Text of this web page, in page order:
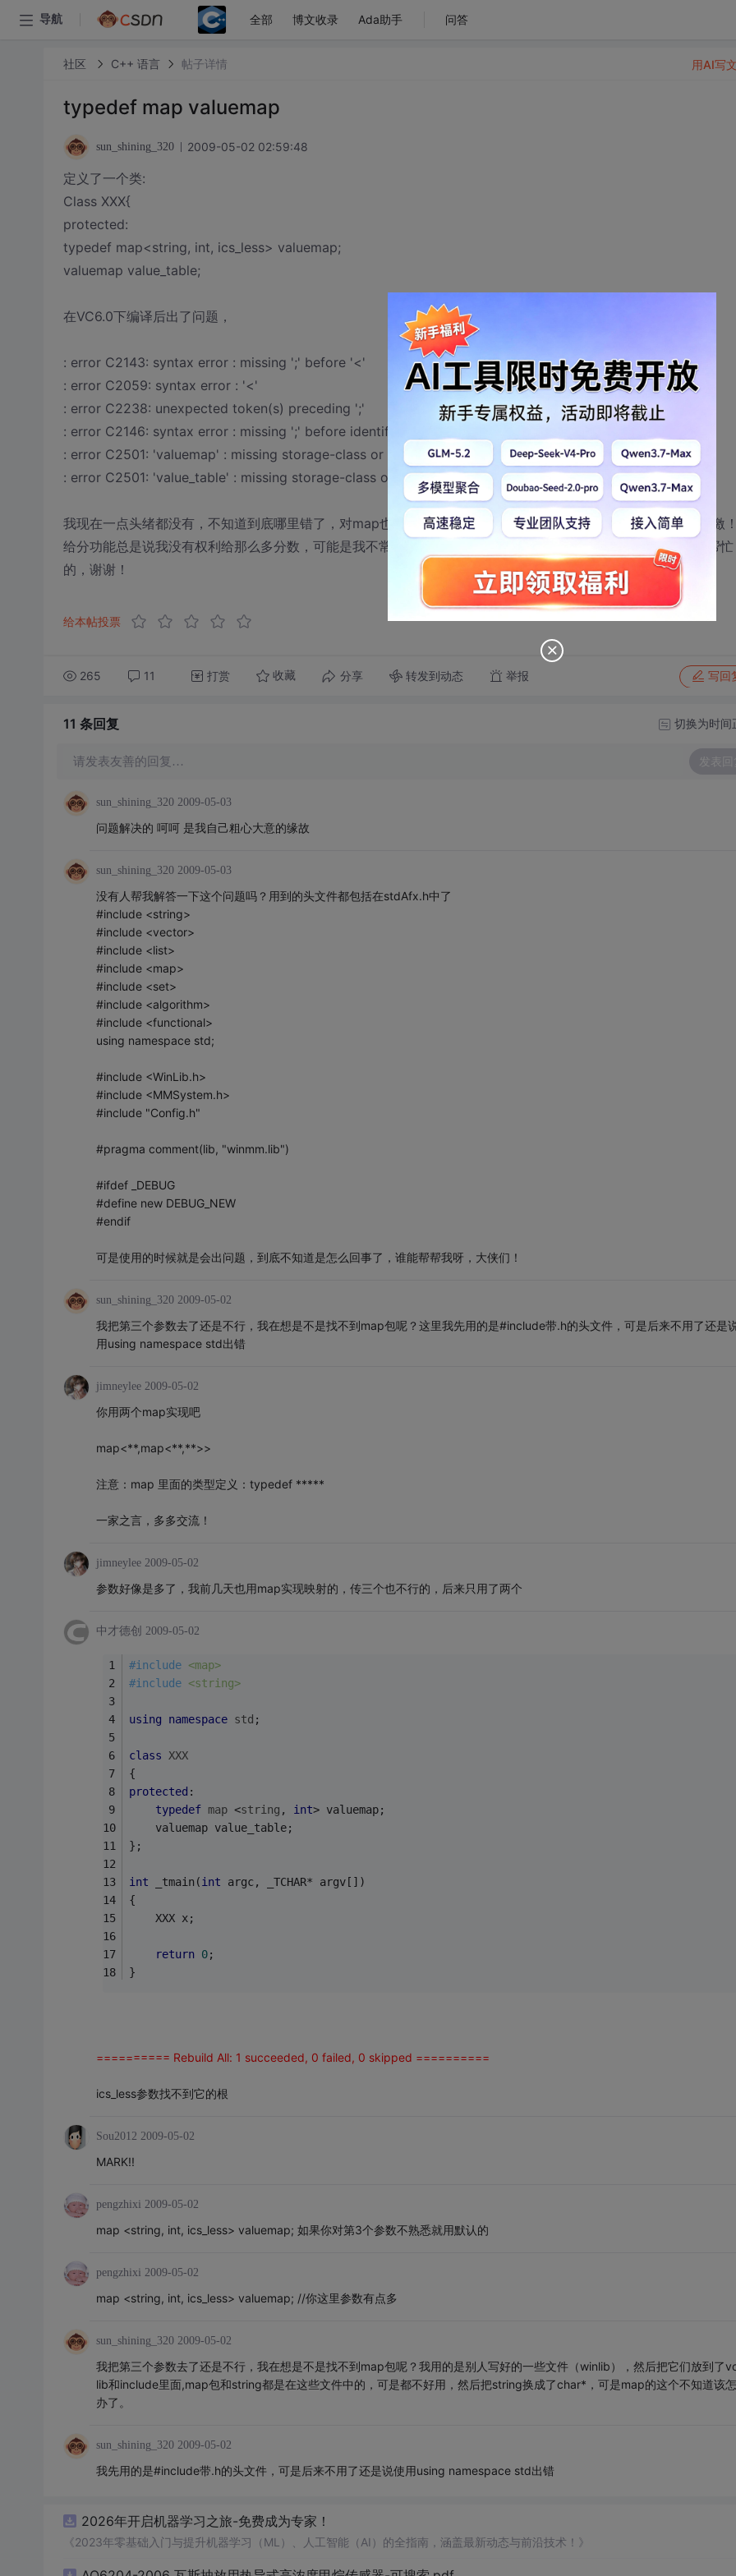
导航 全部 博文收录 Ada助手 问答
社区 C++ 语言 帖子详情
typedef map valuemap
sun_shining_320 2009-05-02 02:59:48
定义了一个类:
Class XXX{
protected:
typedef map<string, int, ics_less> valuemap;
valuemap value_table;
在VC6.0下编译后出了问题，
: error C2143: syntax error : missing ';' before '<'
: error C2059: syntax error : '<'
: error C2238: unexpected token(s) preceding ';'
: error C2146: syntax error : missing ';' before identifier 'value_table'
: error C2501: 'valuemap' : missing storage-class or type specifiers
: error C2501: 'value_table' : missing storage-class or type specifiers
我现在一点头绪都没有，不知道到底哪里错了，对map也不是很熟悉 以前都没用过，请大家帮帮忙看看，不胜感激
给分功能总是说我没有权利给那么多分数，可能是我不常来没有多少积分吧，不管怎么说，还是希望大家可以帮帮忙
的，谢谢！
给本帖投票
265 11 打赏 收藏 分享 转发到动态 举报 写回
用AI写
11 条回复 切换为时间
请发表友善的回复… 发表回
sun_shining_320 2009-05-03
问题解决的 呵呵 是我自己粗心大意的缘故
sun_shining_320 2009-05-03
没有人帮我解答一下这个问题吗？用到的头文件都包括在stdAfx.h中了
#include <string>
#include <vector>
#include <list>
#include <map>
#include <set>
#include <algorithm>
#include <functional>
using namespace std;
#include <WinLib.h>
#include <MMSystem.h>
#include "Config.h"
#pragma comment(lib, "winmm.lib")
#ifdef _DEBUG
#define new DEBUG_NEW
#endif
可是使用的时候就是会出问题，到底不知道是怎么回事了，谁能帮帮我呀，大侠们！
sun_shining_320 2009-05-02
我把第三个参数去了还是不行，我在想是不是找不到map包呢？这里我先用的是#include带.h的头文件，可是后来不用了还是
用using namespace std出错
jimneylee 2009-05-02
你用两个map实现吧
map<**,map<**,**>>
注意：map 里面的类型定义：typedef *****
一家之言，多多交流！
jimneylee 2009-05-02
参数好像是多了，我前几天也用map实现映射的，传三个也不行的，后来只用了两个
中才德创 2009-05-02
#include <map>
#include <string>
using namespace std ;
class
XXX
{
protected :
typedef map <string , int> valuemap;
	valuemap value_table;
};
int _tmain(int argc, _TCHAR* argv[])
{
	XXX x;
return 0;
}
========== Rebuild All: 1 succeeded, 0 failed, 0 skipped ==========
ics_less参数找不到它的根
Sou2012 2009-05-02
MARK!!
pengzhixi 2009-05-02
map <string, int, ics_less> valuemap; 如果你对第3个参数不熟悉就用默认的
pengzhixi 2009-05-02
map <string, int, ics_less> valuemap; //你这里参数有点多
sun_shining_320 2009-05-02
我把第三个参数去了还是不行，我在想是不是找不到map包呢？我用的是别人写好的一些文件（winlib），然后把它们放到了
lib和include里面,map包和string都是在这些文件中的，可是都不好用，然后把string换成了char*，可是map的这个不知道该
办了。
sun_shining_320 2009-05-02
我先用的是#include带.h的头文件，可是后来不用了还是说使用using namespace std出错
2026年开启机器学习之旅-免费成为专家！
《2023年零基础入门与提升机器学习（ML）、人工智能（AI）的全指南，涵盖最新动态与前沿技术！》